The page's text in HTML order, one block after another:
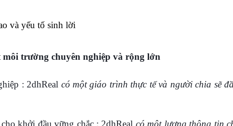
và yếu tố sinh lời
môi trường chuyên nghiệp và rộng lớn
: 2dhReal có một giáo trình thực tế và người chia sẽ
khởi đầu vững chắc : 2dhReal có một lương thông tin